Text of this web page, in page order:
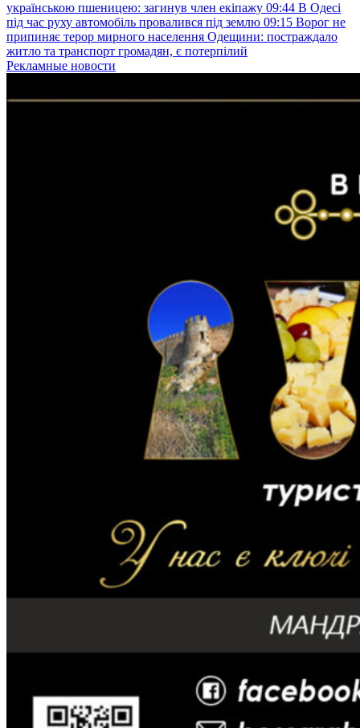
українською пшеницею: загинув член екіпажу 09:44 В Одесі
під час руху автомобіль провалився під землю 09:15 Ворог не
припиняє терор мирного населення Одещини: постраждало
житло та транспорт громадян, є потерпілий
Рекламные новости